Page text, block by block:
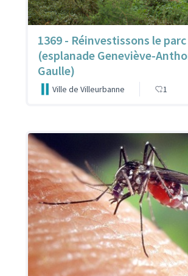
1369 - Réinvestissons le
(esplanade Geneviève-
Gaulle)
Ville de Villeurbanne 1